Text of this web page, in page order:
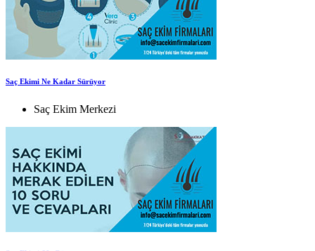
Saç Ekimi Ne Kadar Sürüyor
Saç Ekim Merkezi